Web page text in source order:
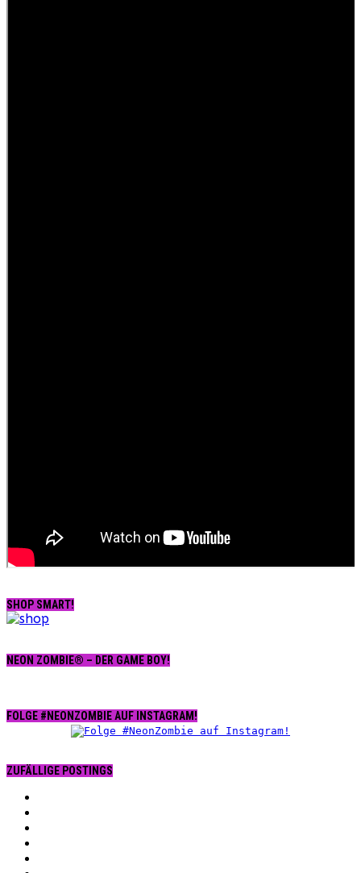
SHOP SMART!
NEON ZOMBIE® – DER GAME BOY!
FOLGE #NEONZOMBIE AUF INSTAGRAM!
ZUFÄLLIGE POSTINGS